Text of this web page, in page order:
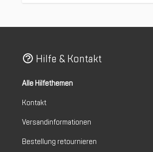
Hilfe & Kontakt
Alle Hilfethemen
Kontakt
Versandinformationen
Bestellung retournieren